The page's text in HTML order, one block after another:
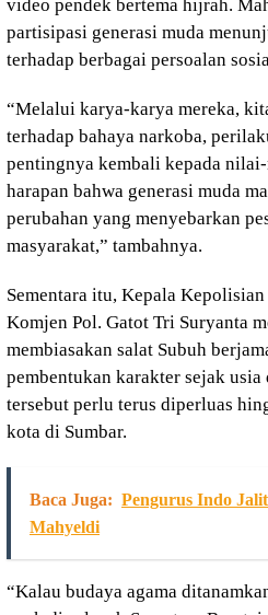
video pendek bertema hijrah.
partisipasi generasi muda
terhadap berbagai persoalan
“Melalui karya-karya mereka,
terhadap bahaya narkoba,
pentingnya kembali kepada
harapan bahwa generasi muda
perubahan yang menyebarkan
masyarakat,” tambahnya.
Sementara itu, Kepala
Komjen Pol. Gatot Tri Suryanta
membiasakan salat Subuh
pembentukan karakter sejak
tersebut perlu terus diperluas
kota di Sumbar.
Baca Juga: Pengurus Indo
Mahyeldi
“Kalau budaya agama